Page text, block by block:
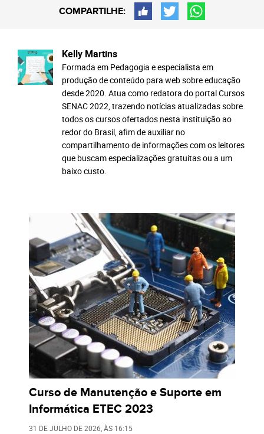
COMPARTILHE:
Kelly Martins
Formada em Pedagogia e especialista em
produção de conteúdo para web sobre educação
desde 2020. Atua como redatora do portal Cursos
SENAC 2022, trazendo notícias atualizadas sobre
todos os cursos ofertados nesta instituição ao
redor do Brasil, afim de auxiliar no
compartilhamento de informações com os leitores
que buscam especializações gratuitas ou a um
baixo custo.
Curso de Manutenção e Suporte em
Informática ETEC 2023
31 DE JULHO DE 2026, ÀS 16:15